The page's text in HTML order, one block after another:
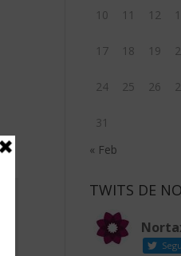
10 11 12
17 18 19
24 25 26
31
« Feb
TWITS DE